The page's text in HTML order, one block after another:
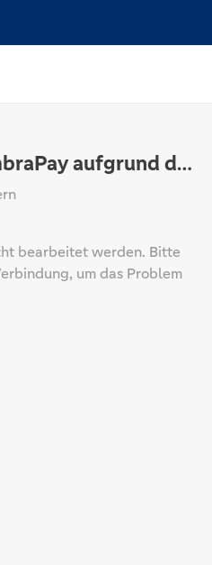
Rückgang bei CembraPay aufgrund der internen Politik.
bearbeitet werden. Bitte
um das Problem